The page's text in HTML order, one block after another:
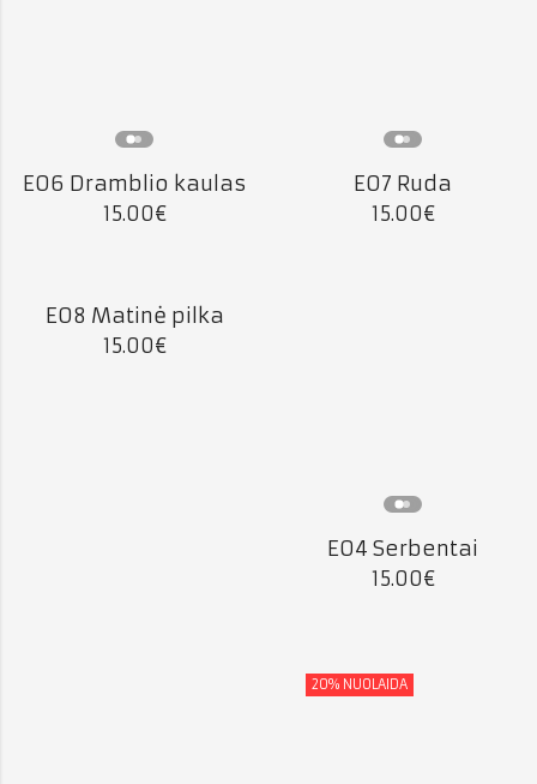
E06 Dramblio kaulas
15.00€
E07 Ruda
15.00€
E08 Matinė pilka
15.00€
E04 Serbentai
15.00€
20% NUOLAIDA